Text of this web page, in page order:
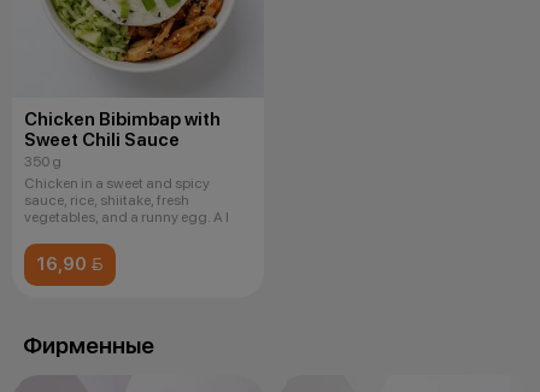
Chicken Bibimbap with
Sweet Chili Sauce
350 g
Chicken in a sweet and spicy
sauce, rice, shiitake, fresh
vegetables, and a runny egg. A l
16,90 
Фирменные